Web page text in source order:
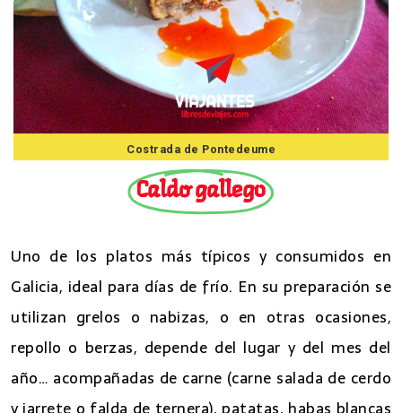
Costrada de Pontedeume
Caldo gallego
Uno de los platos más típicos y consumidos en
Galicia, ideal para días de frío. En su preparación se
utilizan grelos o nabizas, o en otras ocasiones,
repollo o berzas, depende del lugar y del mes del
año… acompañadas de carne (carne salada de cerdo